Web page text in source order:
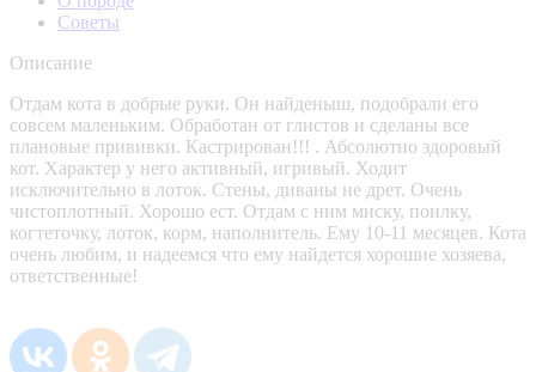
Советы
Описание
Отдам кота в добрые руки. Он найденыш, подобрали его
совсем маленьким. Обработан от глистов и сделаны все
плановые прививки. Кастрирован!!! . Абсолютно здоровый
кот. Характер у него активный, игривый. Ходит
исключительно в лоток. Стены, диваны не дрет. Очень
чистоплотный. Хорошо ест. Отдам с ним миску, поилку,
когтеточку, лоток, корм, наполнитель. Ему 10-11 месяцев. Кота
очень любим, и надеемся что ему найдется хорошие хозяева,
ответственные!